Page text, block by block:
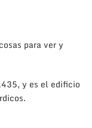
para ver y
y es el edificio